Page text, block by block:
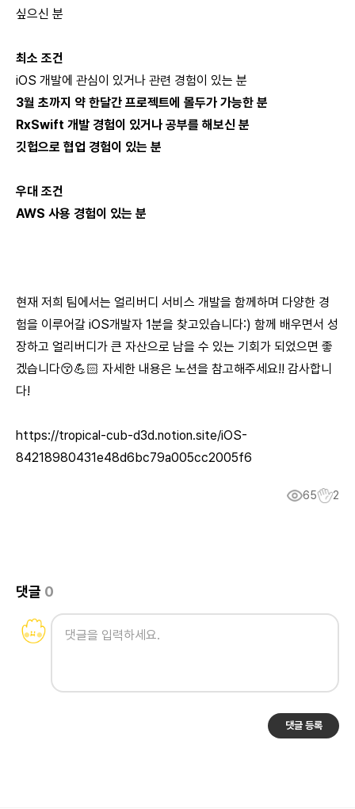
싶으신 분
최소 조건
iOS 개발에 관심이 있거나 관련 경험이 있는 분
3월 초까지 약 한달간 프로젝트에 몰두가 가능한 분
RxSwift 개발 경험이 있거나 공부를 해보신 분
깃헙으로 협업 경험이 있는 분
우대 조건
AWS 사용 경험이 있는 분
현재 저희 팀에서는 얼리버디 서비스 개발을 함께하며 다양한 경
험을 이루어갈 iOS개발자 1분을 찾고있습니다:) 함께 배우면서 성
장하고 얼리버디가 큰 자산으로 남을 수 있는 기회가 되었으면 좋
겠습니다😚💪🏻 자세한 내용은 노션을 참고해주세요!! 감사합니
다!
https://tropical-cub-d3d.notion.site/iOS-
84218980431e48d6bc79a005cc2005f6
65 2
댓글 0
댓글 등록